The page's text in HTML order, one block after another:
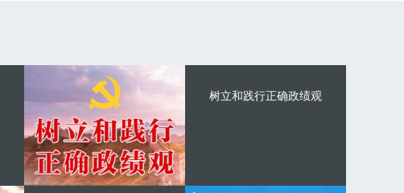
树立和践行正确政绩观